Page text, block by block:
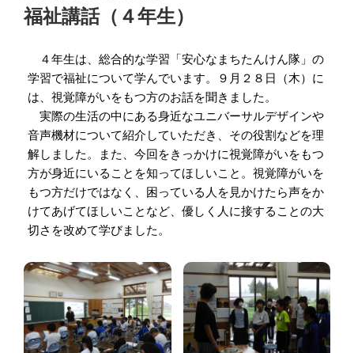
ON
福祉講話（４年生）
４年生は、総合的な学習「安心なまちたんけん隊」の
学習で福祉について学んでいます。９月２８日（木）に
は、視覚障がいをもつ方のお話を聞きました。
実際の生活の中にある身近なユニバーサルデザインや
音声機材について紹介していただき、その役割などを理
解しました。また、今回をきっかけに視覚障がいをもつ
方が身近にいることを知ってほしいこと。視覚障がいを
もつ方だけではなく、困っている人を見かけたら声をか
けてあげてほしいことなど、優しく人に接することの大
切さを改めて学びました。